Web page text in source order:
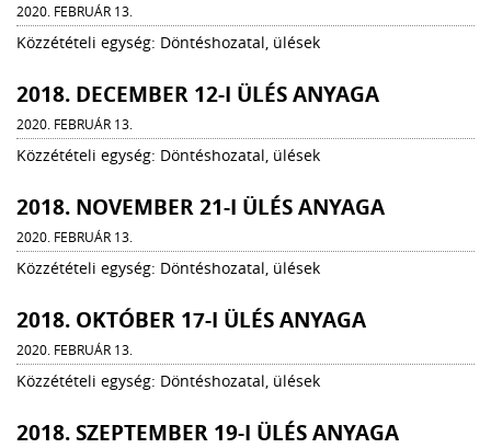
2020. FEBRUÁR 13.
Közzétételi egység: Döntéshozatal, ülések
2018. DECEMBER 12-I ÜLÉS ANYAGA
2020. FEBRUÁR 13.
Közzétételi egység: Döntéshozatal, ülések
2018. NOVEMBER 21-I ÜLÉS ANYAGA
2020. FEBRUÁR 13.
Közzétételi egység: Döntéshozatal, ülések
2018. OKTÓBER 17-I ÜLÉS ANYAGA
2020. FEBRUÁR 13.
Közzétételi egység: Döntéshozatal, ülések
2018. SZEPTEMBER 19-I ÜLÉS ANYAGA